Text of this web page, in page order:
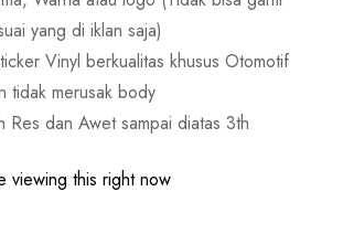
yang di iklan saja)
Vinyl berkualitas khusus Otomotif
tidak merusak body
dan Awet sampai diatas 3th
viewing this right now